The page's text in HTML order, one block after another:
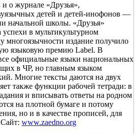
и о журнале «Друзья»,
детей и детей-инофонов —
начальной школы. «Друзья»
успехи в мультикультурном
многоязычности издание получило
языковую премию Label. В
официальные языки национальных
в ЧР, но главным языком
Многие тексты даются на двух
также функции рабочей тетради: в
и вписывать ответы на родном
на плотной бумаге и потому
но и в качестве прописей, для
www.zaedno.org